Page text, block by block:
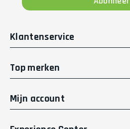
Klantenservice
Top merken
Mijn account